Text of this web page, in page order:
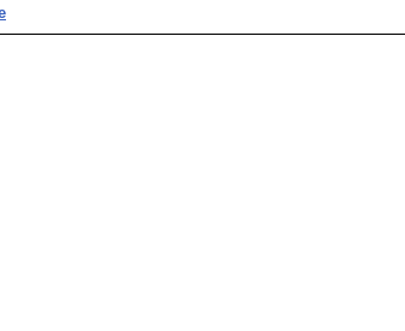
vous fourniront tout l'équipement
notamment des casques, des